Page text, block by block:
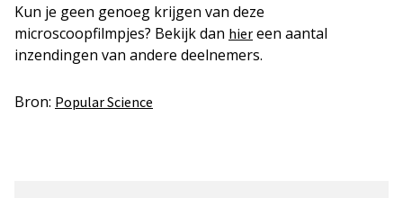
Kun je geen genoeg krijgen van deze
microscoopfilmpjes? Bekijk dan hier een aantal
inzendingen van andere deelnemers.
Bron: Popular Science